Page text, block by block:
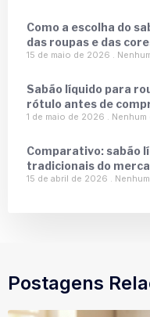
Como a escolha do
das roupas e das
15 de maio de 2026
Sabão líquido para
rótulo antes de
1 de maio de 2026
Comparativo: sabão
tradicionais do
15 de abril de 2026
Postagens